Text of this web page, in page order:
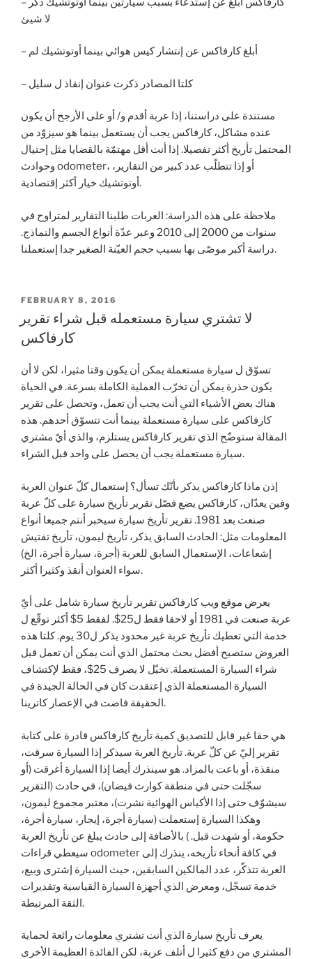
لا شيئ
– أبلغ كارفاكس عن إنتشار كيس هوائي بينما أوتوتشيك لم
– كلتا المصادر ذكرت عنوان إنقاذ ل سليل
مستندة على دراستنا، إذا عربة أقدم و/ أو على الأرجح أن يكون
عنده مشاكل، كارفاكس يجب أن يستعمل بينما هو سيزوّد من
المحتمل تأريخ أكثر تفصيلا. إذا أنت أقل مهتمّة بالقضايا مثل إحتيال
وحوادث odometer، أو إذا تتطلّب عدد كبير من التقارير،
أوتوتشيك خيار أكثر إقتصادية.
ملاحظة على هذه الدراسة: العربات طلبنا التقارير لمتراوح في
سنوات من 2000 إلى 2010 وعبر عدّة أنواع الجسم والنماذج.
دراسة أكبر موصّى بها بسبب حجم العيّنة الصغير جدا إستعملنا.
POSTED
FEBRUARY 8, 2016
لا تشتري سيارة مستعمله قبل شراء تقرير
كارفاكس
تسوّق ل سيارة مستعملة يمكن أن يكون وقتا مثيرا، لكن لا أن
يكون حذرة يمكن أن تخرّب العملية الكاملة بسرعة. في الحياة
هناك بعض الأشياء التي أنت يجب أن تعمل، وتحصل على تقرير
كارفاكس على سيارة مستعملة بينما أنت تتسوّق أحدهم. هذه
المقالة ستوضّح الذي تقرير كارفاكس يستلزم، والذي أيّ مشتري
سيارة مستعملة يجب أن يحصل على واحد قبل الشراء.
إذن ماذا كارفاكس يذكر بأنّك تسأل؟ إستعمال كلّ عنوان العربة
وفين يعدّان، كارفاكس يضع فصّل تقرير تأريخ سيارة على كلّ عربة
صنعت بعد 1981. تقرير تأريخ سيارة سيخبر أنتم جميعا أنواع
المعلومات مثل: الحادث السابق يذكر، تأريخ ليمون، تأريخ تفتيش
إشعاعات، الإستعمال السابق للعربة (أجرة، سيارة أجرة، الخ)
سواء العنوان أنقذ وكثيرا أكثر.
يعرض موقع ويب كارفاكس تقرير تأريخ سيارة شامل على أيّ
عربة صنعت في 1981 أو لاحقا فقط ل25$. لفقط 5$ أكثر توقّع ل
خدمة التي تعطيك تأريخ عربة غير محدود يذكر ل30 يوم. كلتا هذه
العروض ستصبح أفضل بحث محتمل الذي أنت يمكن أن تعمل قبل
شراء السيارة المستعملة. تخيّل لا يصرف 25$، فقط لإكتشاف
السيارة المستعملة الذي إعتقدت كان في الحالة الجيدة في
الحقيقة فاضت في الإعصار كاترينا.
هي حقا غير قابل للتصديق كمية تأريخ كارفاكس قادرة على كتابة
تقرير إليّ عن كلّ عربة. تأريخ العربة سيذكر إذا السيارة سرقت،
منقذة، أو باعت بالمزاد. هو سينذرك أيضا إذا السيارة أغرقت (أو
سجّلت حتى في منطقة كوارث فيضان)، في حادث (التقرير
سيشوّف حتى إذا الأكياس الهوائية نشرت)، معتبر مجموع ليمون،
وهكذا السيارة إستعملت (سيارة أجرة، إيجار، سيارة أجرة،
حكومة، أو شهدت قبل. ) بالأضافة إلى حادث يبلغ عن تأريخ العربة
سيعطي قراءات odometer في كافة أنحاء تأريخه، ينذرك إلى
العربة تتذكّر، عدد المالكين السابقين، حيث السيارة إشترى وبيع،
خدمة تسجّل، ومعرض الذي أجهزة السيارة القياسية وتقديرات
الثقة المرتبطة.
يعرف تأريخ سيارة الذي أنت تشتري معلومات رائعة لحماية
المشتري من دفع كثيرا ل أتلف عربة، لكن الفائدة العظيمة الأخرى